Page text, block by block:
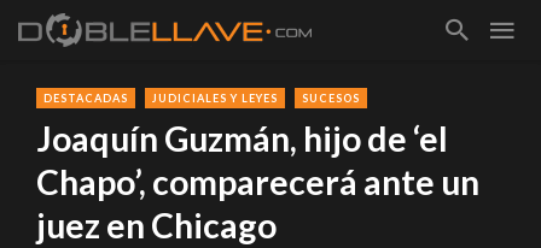
DESTACADAS JUDICIALES Y LEYES SUCESOS
Joaquín Guzmán, hijo de ‘el
Chapo’, comparecerá ante un
juez en Chicago